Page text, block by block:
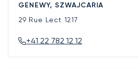
GENEWY, SZWAJCARIA
29 Rue Lect 1217
+41 22 782 12 12